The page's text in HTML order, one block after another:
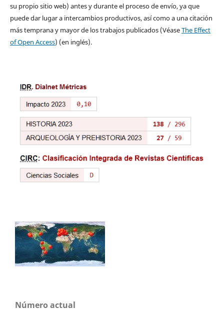
su propio sitio web) antes y durante el proceso de envío, ya que
puede dar lugar a intercambios productivos, así como a una citación
más temprana y mayor de los trabajos publicados (VéaseThe Effect
of Open Access) (en inglés).
Número actual